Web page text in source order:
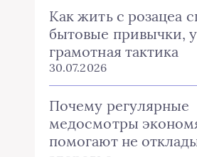
Как жить с розацеа
бытовые привычки,
грамотная тактика
30.07.2026
Почему регулярные
медосмотры
помогают не